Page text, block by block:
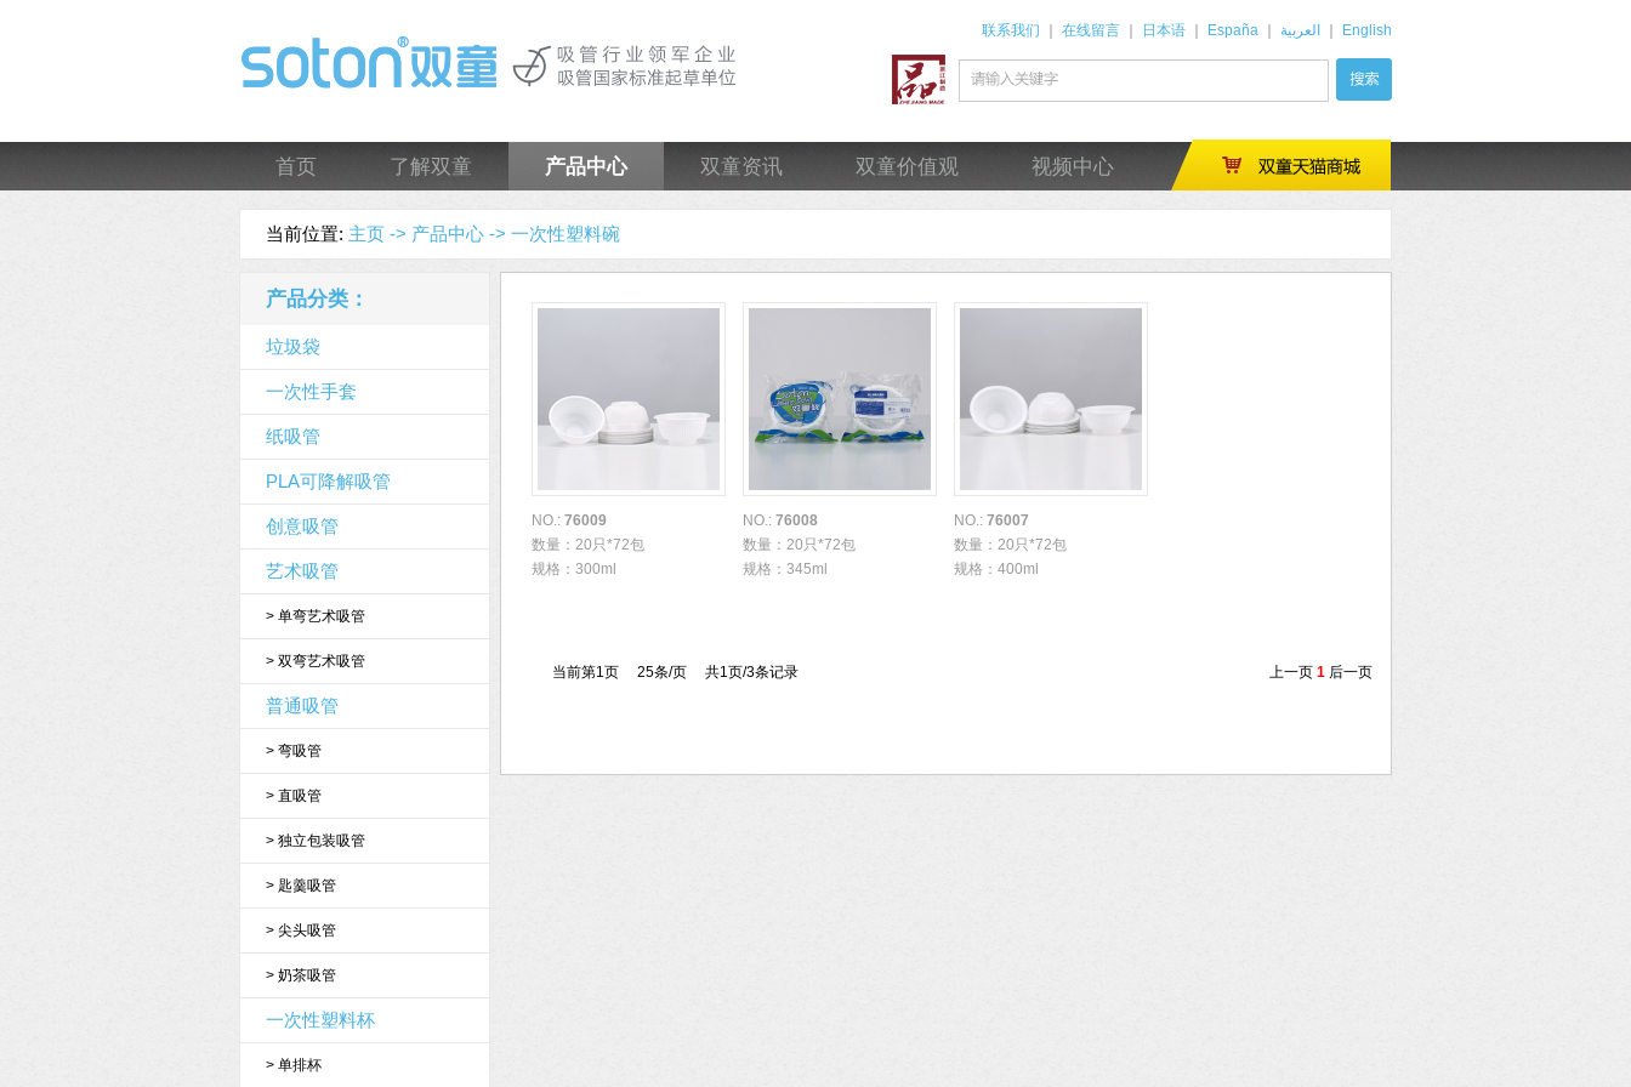
联系我们 在线留言 日本语 España العربية English
首页 了解双童 产品中心 双童资讯 双童价值观 视频中心
当前位置: 主页 -> 产品中心 -> 一次性塑料碗
产品分类：
垃圾袋
一次性手套
纸吸管
PLA可降解吸管
创意吸管
艺术吸管
> 单弯艺术吸管
> 双弯艺术吸管
普通吸管
> 弯吸管
> 直吸管
> 独立包装吸管
> 匙羹吸管
> 尖头吸管
> 奶茶吸管
一次性塑料杯
> 单排杯
NO.: 76009
数量：20只*72包
规格：300ml
NO.: 76008
数量：20只*72包
规格：345ml
NO.: 76007
数量：20只*72包
规格：400ml
当前第1页 25条/页 共1页/3条记录 上一页 1 后一页